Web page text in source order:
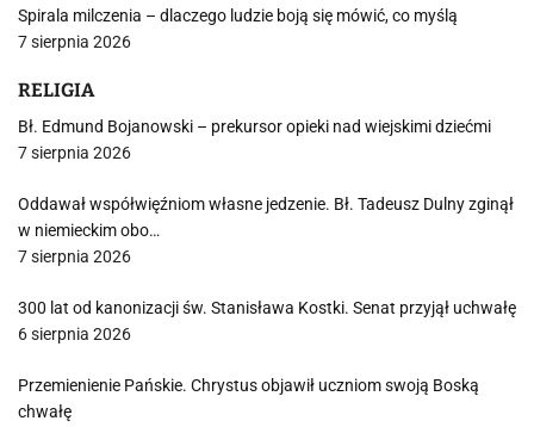
Spirala milczenia – dlaczego ludzie boją się mówić, co myślą
7 sierpnia 2026
RELIGIA
Bł. Edmund Bojanowski – prekursor opieki nad wiejskimi dziećmi
7 sierpnia 2026
Oddawał współwięźniom własne jedzenie. Bł. Tadeusz Dulny zginął
w niemieckim obo…
7 sierpnia 2026
300 lat od kanonizacji św. Stanisława Kostki. Senat przyjął uchwałę
6 sierpnia 2026
Przemienienie Pańskie. Chrystus objawił uczniom swoją Boską
chwałę